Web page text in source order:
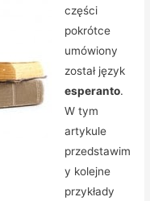
części
pokrótce
umówiony
został język
esperanto.
W tym
artykule
przedstawim
y kolejne
przykłady